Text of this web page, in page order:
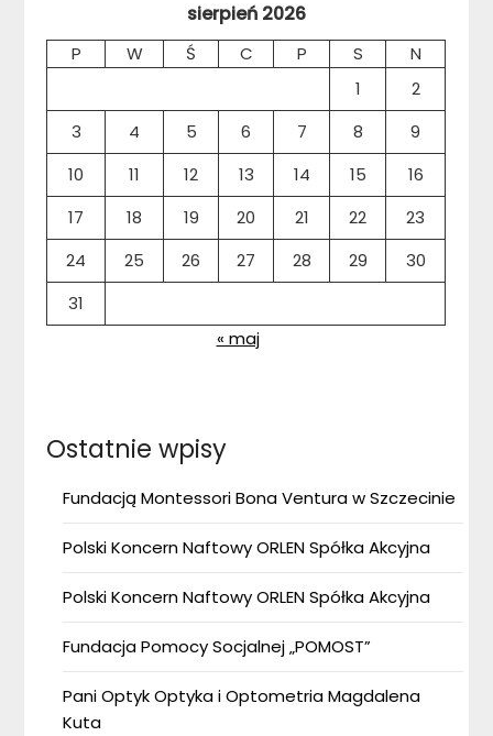
sierpień 2026
P W Ś C P S
N
1
2
3
4 5 6 7 8
9
10
11 12 13 14 15
16
17
18 19 20 21 22
23
24
25 26 27 28 29
30
31
« maj
Ostatnie wpisy
Fundacją Montessori Bona Ventura w Szczecinie
Polski Koncern Naftowy ORLEN Spółka Akcyjna
Polski Koncern Naftowy ORLEN Spółka Akcyjna
Fundacja Pomocy Socjalnej „POMOST”
Pani Optyk Optyka i Optometria Magdalena
Kuta